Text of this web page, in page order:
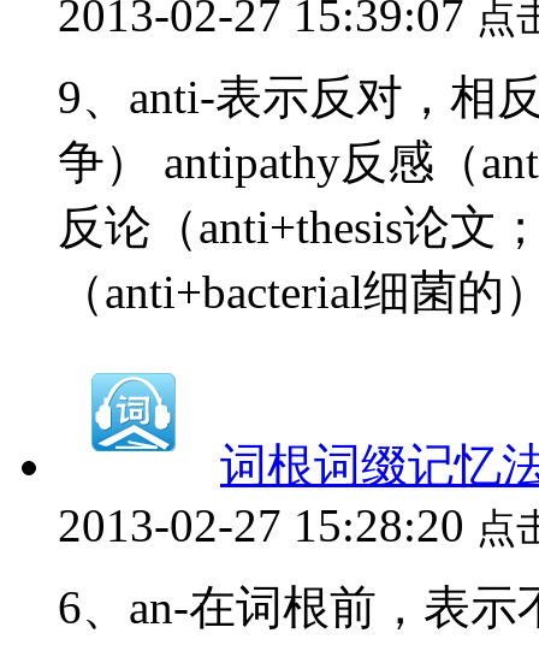
2013-02-27 15:39:07 点
9、anti-表示反对，相
争） antipathy反感（
反论（anti+thesis论文
（anti+bacterial细菌
词根词缀记忆
2013-02-27 15:28:20 点
6、an-在词根前，表示